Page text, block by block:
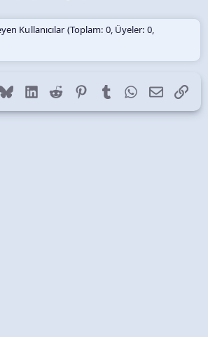
Kullanıcılar (Toplam: 0, Üyeler: 0,
(Twitter)
BlueskyLinkedInReddit PinterestTumblr WhatsApp
E-postaLink